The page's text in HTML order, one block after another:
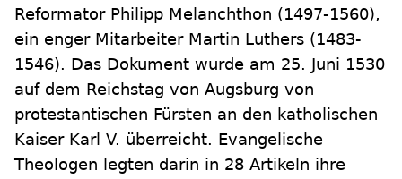
Reformator Philipp Melanchthon (1497-1560),
ein enger Mitarbeiter Martin Luthers (1483-
1546). Das Dokument wurde am 25. Juni 1530
auf dem Reichstag von Augsburg von
protestantischen Fürsten an den katholischen
Kaiser Karl V. überreicht. Evangelische
Theologen legten darin in 28 Artikeln ihre